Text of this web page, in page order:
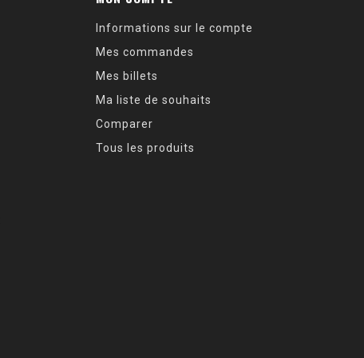
Informations sur le compte
Mes commandes
Mes billets
Ma liste de souhaits
Comparer
Tous les produits